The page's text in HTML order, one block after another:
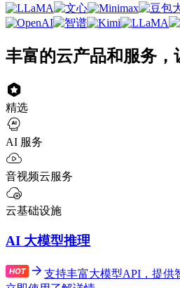
丰富的云产品和服务，
精选
AI 服务
音视频云服务
云基础设施
AI 大模型推理
支持丰富大模型API，提供